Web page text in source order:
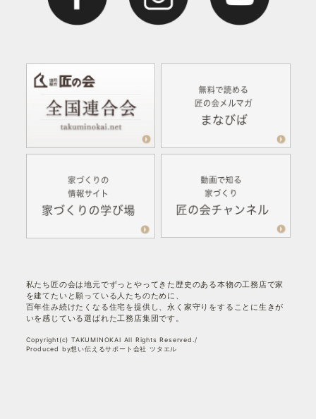
私たち匠の会は地元でずっとやってきた歴史のある本物の工務店で家
を建てたいと願っている人たちのために、
百年住み続けたくなる住宅を提供し、永く家守りをすることに生きが
いを感じている選ばれた工務店集団です。
Copyright(c) TAKUMINOKAI All Rights Reserved./
Produced by想い伝えるサポート会社 ツタエル